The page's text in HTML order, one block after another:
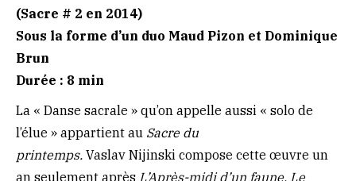
(Sacre # 2 en 2014)
Sous la forme d’un duo Maud Pizon et Dominique
Brun
Durée : 8 min
La « Danse sacrale » qu’on appelle aussi « solo de
l’élue » appartient au Sacre du
printemps. Vaslav Nijinski compose cette œuvre un
an seulement après L’Après-midi d’un faune. Le